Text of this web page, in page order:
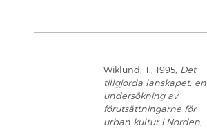
Wiklund, T., 1995, Det
tillgjorda lanskapet: en
undersökning av
förutsättningarne för
urban kultur i Norden